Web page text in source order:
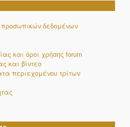
προσωπικών δεδομένων
και όροι χρήσης forum
και βίντεο
περιεχομένου τρίτων